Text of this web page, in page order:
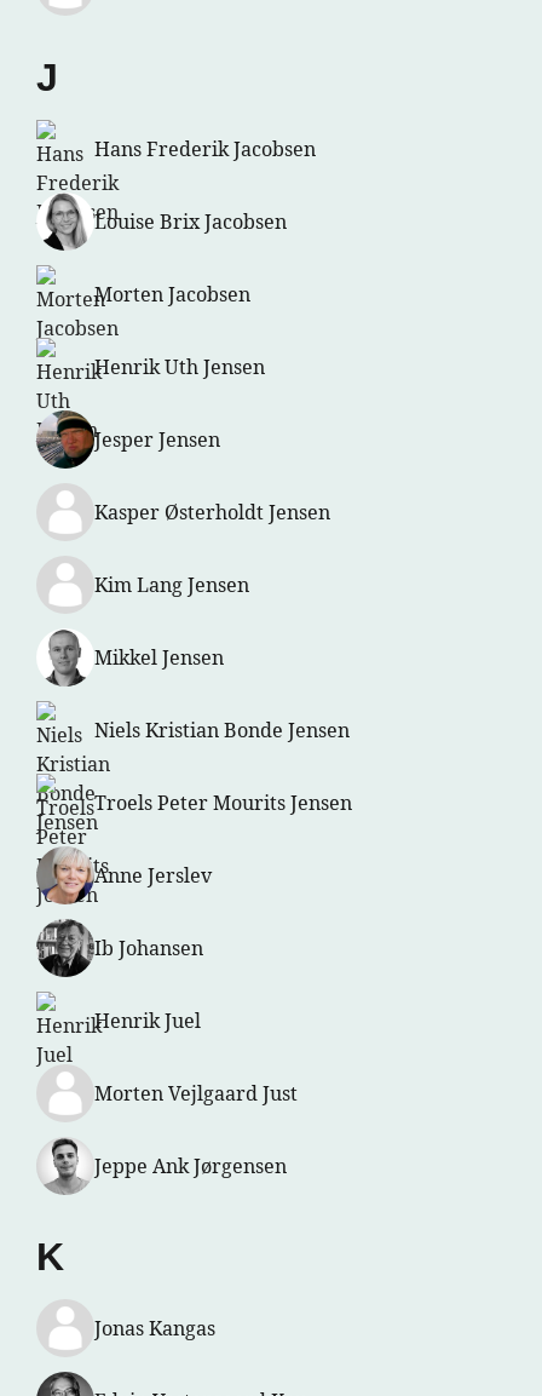
J
Hans Frederik Jacobsen
Louise Brix Jacobsen
Morten Jacobsen
Henrik Uth Jensen
Jesper Jensen
Kasper Østerholdt Jensen
Kim Lang Jensen
Mikkel Jensen
Niels Kristian Bonde Jensen
Troels Peter Mourits Jensen
Anne Jerslev
Ib Johansen
Henrik Juel
Morten Vejlgaard Just
Jeppe Ank Jørgensen
K
Jonas Kangas